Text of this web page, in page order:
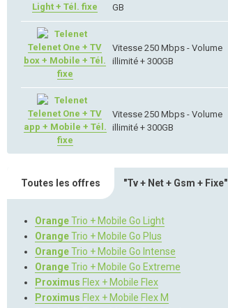
Light + Tél. fixe
GB
Telenet One + TV
box + Mobile + Tél.
fixe
Vitesse 250 Mbps - Volume
illimité + 300GB
Telenet One + TV
app + Mobile + Tél.
fixe
Vitesse 250 Mbps - Volume
illimité + 300GB
Toutes les offres "Tv + Net + Gsm + Fixe"
OrangeTrio + Mobile Go Light
OrangeTrio + Mobile Go Plus
OrangeTrio + Mobile Go Intense
OrangeTrio + Mobile Go Extreme
Proximus Flex + Mobile Flex
Proximus Flex + Mobile Flex M